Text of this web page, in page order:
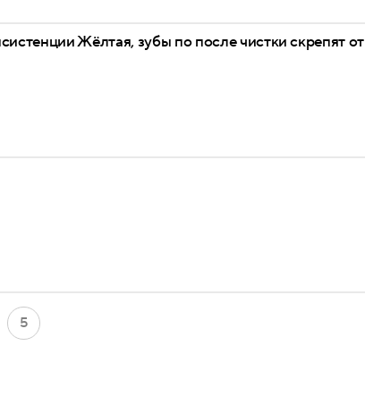
Жëлтая, зубы по после чистки скрепят от
5